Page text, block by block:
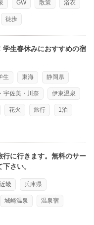
GW 散策 浴衣
徒歩
生春休みにおすすめの宿
生 東海 静岡県
宇佐美・川奈 伊東温泉
花火 旅行 1泊
に行きます。無料のサー
さい。
近畿 兵庫県
城崎温泉 温泉宿